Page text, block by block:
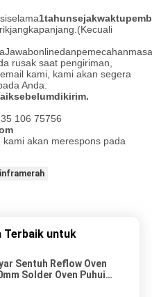
rusak saat pengiriman,
kami, kami akan segera
Anda.
106 75756
akan merespons pada
Terbaik untuk
Sentuh Reflow Oven
Solder Oven Puhui